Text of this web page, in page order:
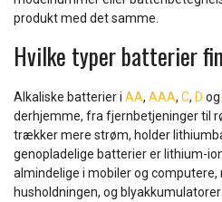
produkt med det samme.
Hvilke typer batterier
Alkaliske batterier i AA, AAA, C, D og
derhjemme, fra fjernbetjeninger til
trækker mere strøm, holder
genopladelige batterier er lithium-
almindelige i mobiler og computere,
husholdningen, og